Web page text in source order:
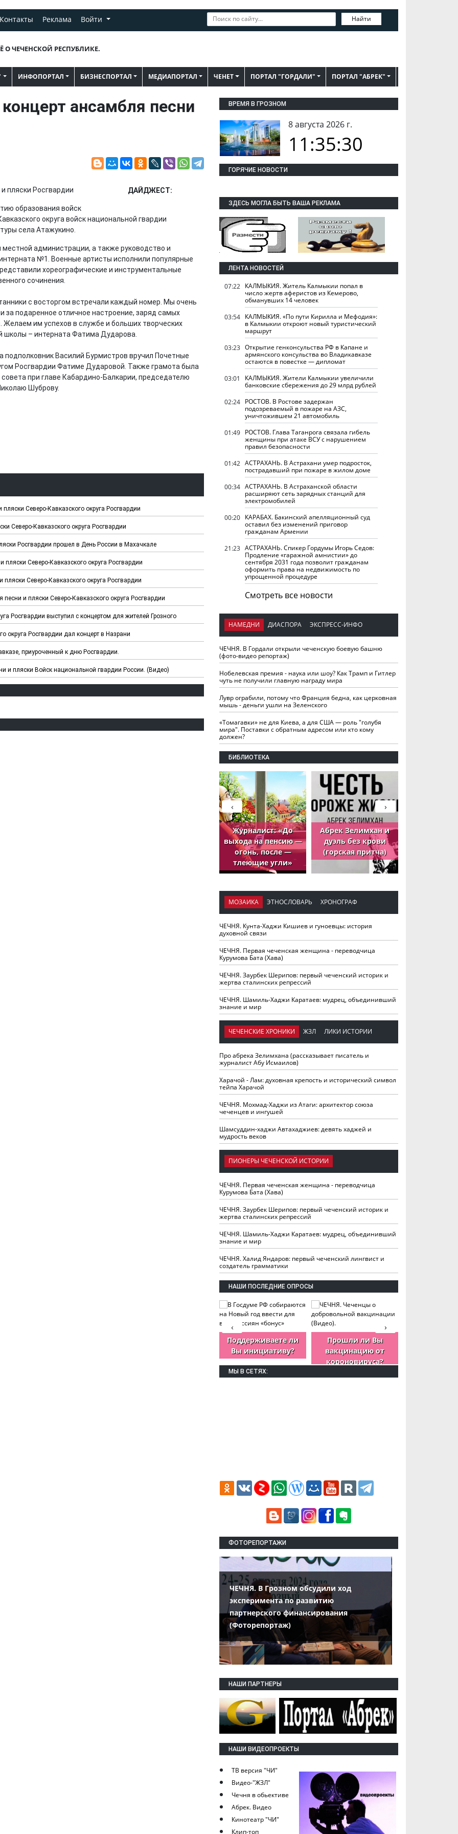
Контакты Реклама Войти Найти
О ЧЕЧЕНСКОЙ РЕСПУБЛИКЕ.
ИНФОПОРТАЛ БИЗНЕСПОРТАЛ МЕДИАПОРТАЛ ЧЕНЕТ ПОРТАЛ "ГОРДАЛИ" ПОРТАЛ "АБРЕК"
ансамбля песни
ДАЙДЖЕСТ:
образования войск
округа войск национальной гвардии
села Атажукино.
администрации, а также руководство и
№1. Военные артисты исполнили популярные
хореографические и инструментальные
сочинения.
с восторгом встречали каждый номер. Мы очень
подаренное отличное настроение, заряд самых
им успехов в службе и больших творческих
школы – интерната Фатима Дударова.
подполковник Василий Бурмистров вручил Почетные
Росгвардии Фатиме Дударовой. Также грамота была
при главе Кабардино-Балкарии, председателю
Шуброву.
Северо-Кавказского округа Росгвардии
Северо-Кавказского округа Росгвардии
Росгвардии прошел в День России в Махачкале
Северо-Кавказского округа Росгвардии
Северо-Кавказского округа Росгвардии
и пляски Северо-Кавказского округа Росгвардии
Росгвардии выступил с концертом для жителей Грозного
округа Росгвардии дал концерт в Назрани
приуроченный к дню Росгвардии.
и пляски Войск национальной гвардии России. (Видео)
ВРЕМЯ В ГРОЗНОМ
8 августа 2026 г.
11:35:31
ГОРЯЧИЕ НОВОСТИ
ЗДЕСЬ МОГЛА БЫТЬ ВАША РЕКЛАМА
ЛЕНТА НОВОСТЕЙ
07:22 КАЛМЫКИЯ. Житель Калмыкии попал в
число жертв аферистов из Кемерово,
обманувших 14 человек
03:54 КАЛМЫКИЯ. «По пути Кирилла и Мефодия»:
в Калмыкии откроют новый туристический
маршрут
03:23 Открытие генконсульства РФ в Капане и
армянского консульства во Владикавказе
остаются в повестке — дипломат
03:01
КАЛМЫКИЯ. Жители Калмыкии увеличили
банковские сбережения до 29 млрд рублей
02:24 РОСТОВ. В Ростове задержан
подозреваемый в пожаре на АЗС,
уничтожившем 21 автомобиль
01:49 РОСТОВ. Глава Таганрога связала гибель
женщины при атаке ВСУ с нарушением
правил безопасности
01:42 АСТРАХАНЬ. В Астрахани умер подросток,
пострадавший при пожаре в жилом доме
00:34 АСТРАХАНЬ. В Астраханской области
расширяют сеть зарядных станций для
электромобилей
00:20 КАРАБАХ. Бакинский апелляционный суд
оставил без изменений приговор
гражданам Армении
21:23 АСТРАХАНЬ. Спикер Гордумы Игорь Седов:
Продление «гаражной амнистии» до
сентября 2031 года позволит гражданам
оформить права на недвижимость по
упрощенной процедуре
Смотреть все новости
НАМЕДНИ ДИАСПОРА ЭКСПРЕСС-ИНФО
ЧЕЧНЯ. В Гордали открыли чеченскую боевую башню
(фото-видео репортаж)
Нобелевская премия - наука или шоу? Как Трамп и Гитлер
чуть не получили главную награду мира
Лувр ограбили, потому что Франция бедна, как церковная
мышь - деньги ушли на Зеленского
«Томагавки» не для Киева, а для США — роль "голубя
мира". Поставки с обратным адресом или кто кому
должен?
БИБЛИОТЕКА
Журналист: «До
выхода на пенсию —
огонь, после —
тлеющие угли»
Абрек Зелимхан и
дуэль без крови
(горская притча)
›
‹
МОЗАИКА ЭТНОСЛОВАРЬ ХРОНОГРАФ
ЧЕЧНЯ. Кунта-Хаджи Кишиев и гуноевцы: история
духовной связи
ЧЕЧНЯ. Первая чеченская женщина - переводчица
Курумова Бата (Хава)
ЧЕЧНЯ. Заурбек Шерипов: первый чеченский историк и
жертва сталинских репрессий
ЧЕЧНЯ. Шамиль-Хаджи Каратаев: мудрец, объединивший
знание и мир
ЧЕЧЕНСКИЕ ХРОНИКИ ЖЗЛ ЛИКИ ИСТОРИИ
Про абрека Зелимхана (рассказывает писатель и
журналист Абу Исмаилов)
Харачой - Лам: духовная крепость и исторический символ
тейпа Харачой
ЧЕЧНЯ. Мохмад-Хаджи из Атаги: архитектор союза
чеченцев и ингушей
Шамсуддин-хаджи Автахаджиев: девять хаджей и
мудрость веков
ПИОНЕРЫ ЧЕЧЕНСКОЙ ИСТОРИИ
ЧЕЧНЯ. Первая чеченская женщина - переводчица
Курумова Бата (Хава)
ЧЕЧНЯ. Заурбек Шерипов: первый чеченский историк и
жертва сталинских репрессий
ЧЕЧНЯ. Шамиль-Хаджи Каратаев: мудрец, объединивший
знание и мир
ЧЕЧНЯ. Халид Яндаров: первый чеченский лингвист и
создатель грамматики
НАШИ ПОСЛЕДНИЕ ОПРОСЫ
Поддерживаете ли
Вы инициативу?
Прошли ли Вы
вакцинацию от
короновируса?
›
‹
МЫ В СЕТЯХ:
ФОТОРЕПОРТАЖИ
ЧЕЧНЯ. В Грозном обсудили ход
эксперимента по развитию
партнерского финансирования
(Фоторепортаж)
НАШИ ПАРТНЕРЫ
НАШИ ВИДЕОПРОЕКТЫ
ТВ версия "ЧИ"
Видео-"ЖЗЛ"
Чечня в обьективе
Абрек. Видео
Кинотеатр "ЧИ"
Клип-топ